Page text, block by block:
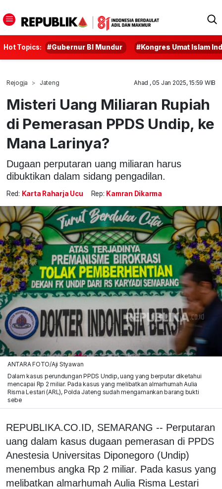
Hot Topics: #Gubernur BI Mundur #Kongres Umat Islam
Rejogja Jateng Ahad , 05 Jan 2025, 15:59 WIB
Misteri Uang Miliaran Rupiah
di Pemerasan PPDS Undip, ke
Mana Larinya?
Dugaan perputaran uang miliaran harus
dibuktikan dalam sidang pengadilan.
Red: Karta Raharja Ucu Rep: Kamran Dikarma
ANTARA FOTO/Aji Styawan
Dalam kasus perundungan PPDS Undip, uang yang berputar diketahui
mencapai Rp 2 miliar. Pada kasus yang melibatkan almarhumah Aulia
Risma Lestari (ARL), Polda Jateng sudah mengamankan barang bukti
sebe
REPUBLIKA.CO.ID, SEMARANG -- Perputaran
uang dalam kasus dugaan pemerasan di PPDS
Anestesia Universitas Diponegoro (Undip)
menembus angka Rp 2 miliar. Pada kasus yang
melibatkan almarhumah Aulia Risma Lestari